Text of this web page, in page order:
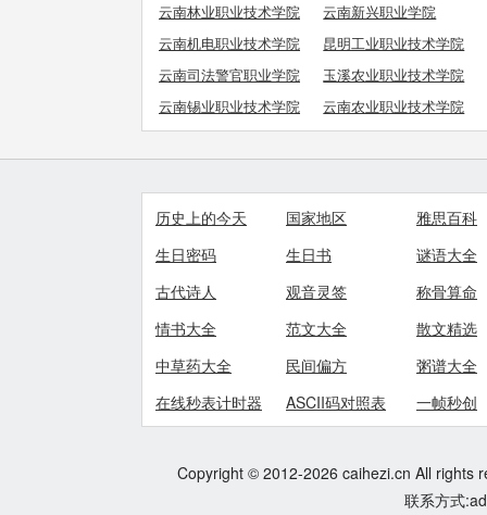
云南林业职业技术学院
云南新兴职业学院
云南机电职业技术学院
昆明工业职业技术学院
云南司法警官职业学院
玉溪农业职业技术学院
云南锡业职业技术学院
云南农业职业技术学院
历史上的今天 国家地区
雅思百科
生日密码
生日书
谜语大全
古代诗人
观音灵签
称骨算命
情书大全
范文大全
散文精选
中草药大全
民间偏方
粥谱大全
在线秒表计时器
ASCII码对照表 一帧秒创
Copyright © 2012-2026 caihezi.cn All rights
联系方式